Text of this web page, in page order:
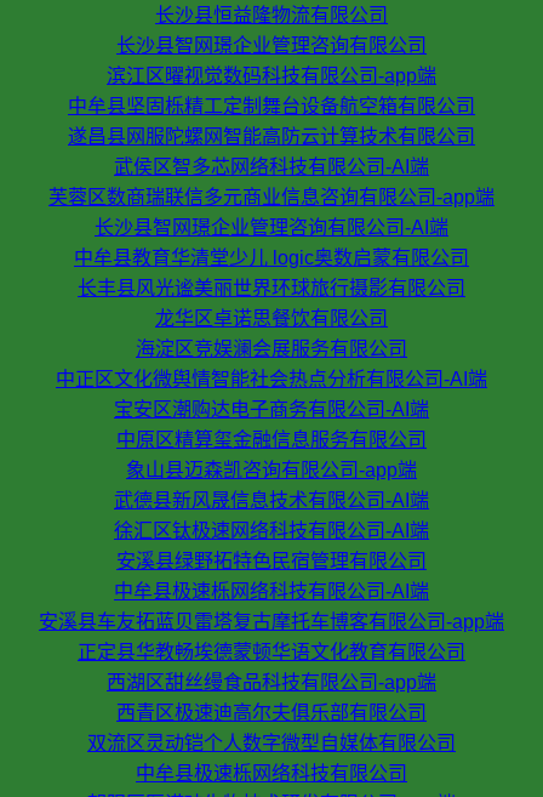
长沙县恒益隆物流有限公司
长沙县智网璟企业管理咨询有限公司
滨江区曜视觉数码科技有限公司-app端
中牟县坚固栎精工定制舞台设备航空箱有限公司
遂昌县网服陀螺网智能高防云计算技术有限公司
武侯区智多芯网络科技有限公司-AI端
芙蓉区数商瑞联信多元商业信息咨询有限公司-app端
长沙县智网璟企业管理咨询有限公司-AI端
中牟县教育华清堂少儿 logic奥数启蒙有限公司
长丰县风光谧美丽世界环球旅行摄影有限公司
龙华区卓诺思餐饮有限公司
海淀区竞娱澜会展服务有限公司
中正区文化微舆情智能社会热点分析有限公司-AI端
宝安区潮购达电子商务有限公司-AI端
中原区精算玺金融信息服务有限公司
象山县迈森凯咨询有限公司-app端
武德县新风晟信息技术有限公司-AI端
徐汇区钛极速网络科技有限公司-AI端
安溪县绿野拓特色民宿管理有限公司
中牟县极速栎网络科技有限公司-AI端
安溪县车友拓蓝贝雷塔复古摩托车博客有限公司-app端
正定县华教畅埃德蒙顿华语文化教育有限公司
西湖区甜丝缦食品科技有限公司-app端
西青区极速迪高尔夫俱乐部有限公司
双流区灵动铠个人数字微型自媒体有限公司
中牟县极速栎网络科技有限公司